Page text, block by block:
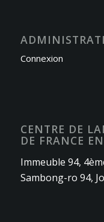
Connexion
CENTRE DE
DE FRANCE
Immeuble 94,
Sambong-ro 94,